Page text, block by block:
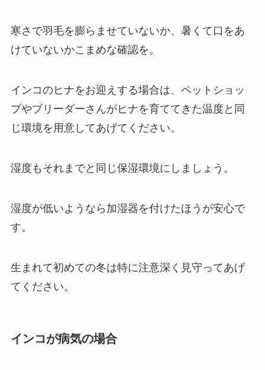
寒さで羽毛を膨らませていないか、暑くて口をあ
けていないかこまめな確認を。
インコのヒナをお迎えする場合は、ペットショッ
プやブリーダーさんがヒナを育ててきた温度と同
じ環境を用意してあげてください。
湿度もそれまでと同じ保湿環境にしましょう。
湿度が低いようなら加湿器を付けたほうが安心で
す。
生まれて初めての冬は特に注意深く見守ってあげ
てください。
インコが病気の場合